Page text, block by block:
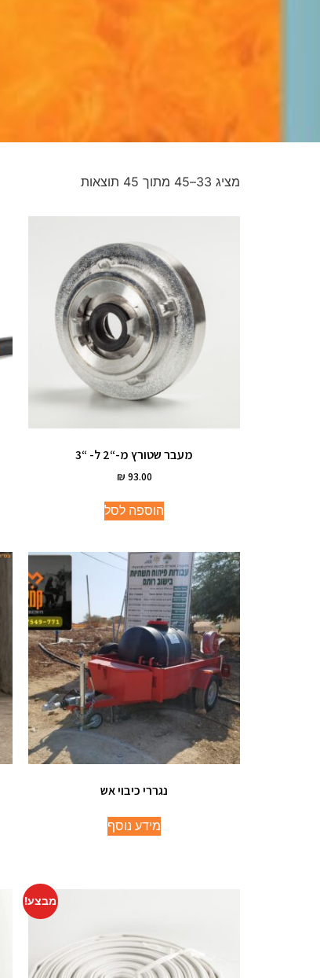
מציג 33–45 מתוך 45 תוצאות
מעבר שטורץ מ-“2 ל- “3
₪ 93.00
הוספה לסל
נגררי כיבוי אש
מידע נוסף
מבצע!